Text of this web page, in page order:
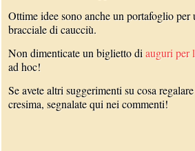
Ottime idee sono anche un portafoglio
bracciale di caucciù.
Non dimenticate un biglietto diauguri per
ad hoc!
Se avete altri suggerimenti su cosa
cresima, segnalate qui nei commenti!